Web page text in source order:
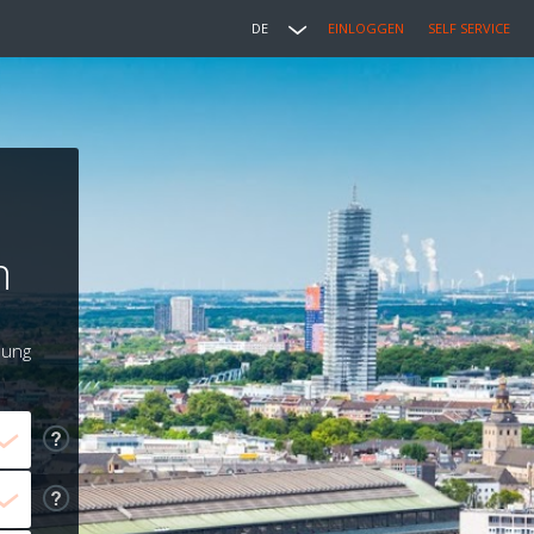
DE EINLOGGEN SELF SERVICE